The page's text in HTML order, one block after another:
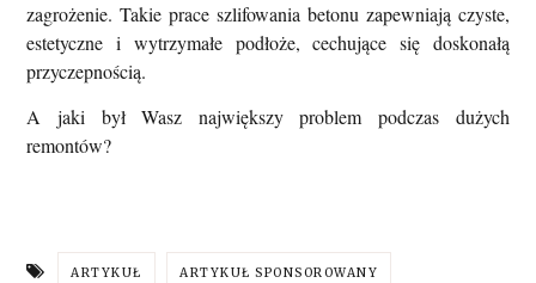
zagrożenie. Takie prace szlifowania betonu zapewniają czyste,
estetyczne i wytrzymałe podłoże, cechujące się doskonałą
przyczepnością.
A jaki był Wasz największy problem podczas dużych
remontów?
ARTYKUŁ ARTYKUŁ SPONSOROWANY